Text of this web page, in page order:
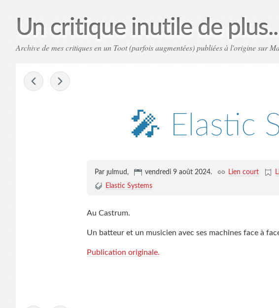
Un critique inutile de
Archive de mes critiques en un Toot (parfois augmentées) publiées à l'origine sur
🎤 Elastic
Par ȷulmud, vendredi 9 août 2024. Lien court
Elastic Systems
Au Castrum.
Un batteur et un musicien avec ses machines face à
Publication originale.